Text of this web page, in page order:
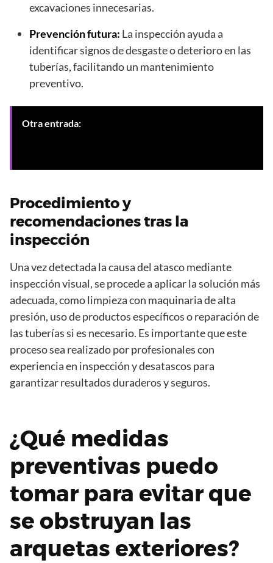
excavaciones innecesarias.
Prevención futura: La inspección ayuda a
identificar signos de desgaste o deterioro en las
tuberías, facilitando un mantenimiento
preventivo.
Otra entrada:
Procedimiento y
recomendaciones tras la
inspección
Una vez detectada la causa del atasco mediante
inspección visual, se procede a aplicar la solución más
adecuada, como limpieza con maquinaria de alta
presión, uso de productos específicos o reparación de
las tuberías si es necesario. Es importante que este
proceso sea realizado por profesionales con
experiencia en inspección y desatascos para
garantizar resultados duraderos y seguros.
¿Qué medidas
preventivas puedo
tomar para evitar que
se obstruyan las
arquetas exteriores?